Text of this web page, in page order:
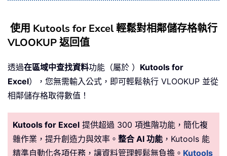
使用 Kutools for Excel 輕鬆對相鄰儲存格執行
VLOOKUP 返回值
透過在區域中查找資料功能（屬於 ） Kutools for
Excel），您無需輸入公式，即可輕鬆執行 VLOOKUP 並從
相鄰儲存格取得數值！
Kutools for Excel 提供超過 300 項進階功能，簡化複
雜作業，提升創造力與效率。 整合 AI 功能 ，Kutools 能
精準自動化各項任務，讓資料管理輕鬆無負擔。 Kutools